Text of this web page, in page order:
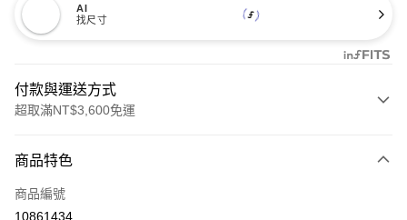
AI
找尺寸
付款與運送方式
超取滿NT$3,600免運
信用卡一次付款
信用卡分期付款
商品特色
商品編號
10861434